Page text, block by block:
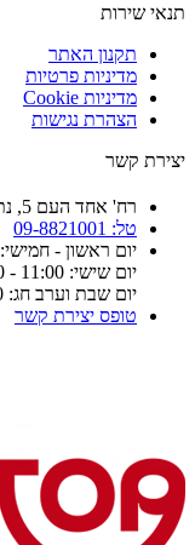
תנאי שירות
תקנון האתר
מדיניות פרטיות
מדיניות Cookie
הצהרת נגישות
יצירת קשר
רח' אחד העם 5, נתניה
טל: 09-8821001
יום ראשון - חמישי: 11:00 - 24:00
יום שישי: 11:00 - 16:00
יום שבת וערב חג: 20:00 - 24:00
טופס יצירת קשר